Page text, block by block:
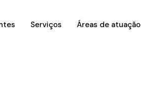
Serviços Áreas de atuação